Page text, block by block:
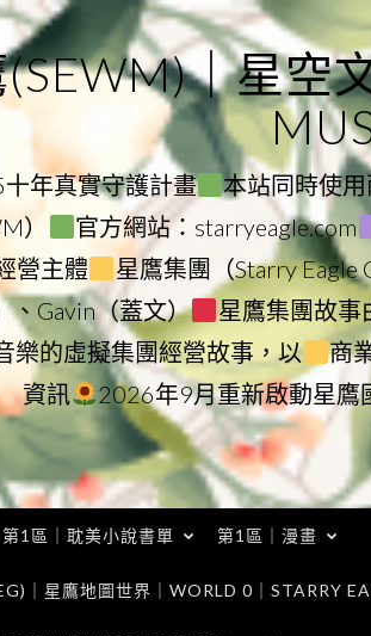
｜星空
年真實守護計畫
本站同時使
）
官方網站：starryeagle.com
營主體
星鷹集團（Starry Eagle
、Gavin（蓋文）
星鷹集團故事
樂的虛擬集團經營故事，以
商
資訊
2026年9月重新啟動星鷹
第1區｜耽美小說書單 第1區｜漫畫
｜星鷹地圖世界｜WORLD 0｜STARRY